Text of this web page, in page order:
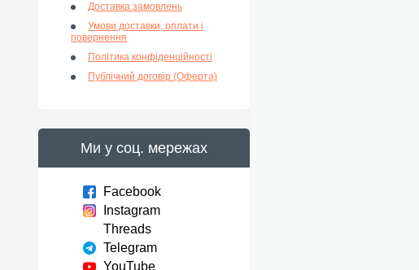
Доставка замовлень
Умови доставки, оплати і
повернення
Політика конфіденційності
Публічний договір (Оферта)
Ми у соц. мережах
Facebook
Instagram
Threads
Telegram
YouTube